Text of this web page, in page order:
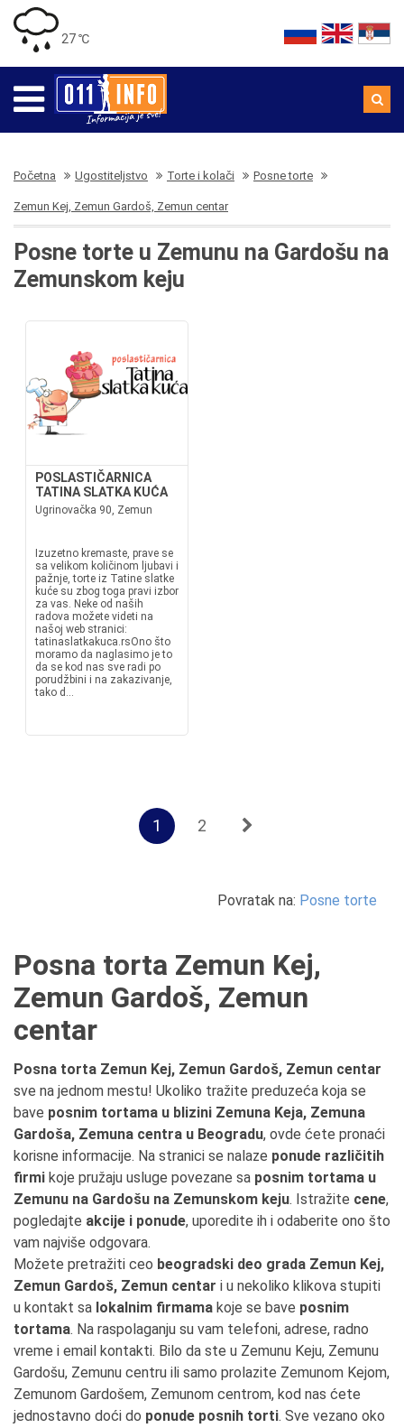
27 ℃
Početna Ugostiteljstvo Torte i kolači Posne torte
Zemun Kej, Zemun Gardoš, Zemun centar
Posne torte u Zemunu na Gardošu na
Zemunskom keju
POSLASTIČARNICA
TATINA SLATKA KUĆA
Ugrinovačka 90, Zemun
Izuzetno kremaste, prave se
sa velikom količinom ljubavi i
pažnje, torte iz Tatine slatke
kuće su zbog toga pravi izbor
za vas. Neke od naših
radova možete videti na
našoj web stranici:
tatinaslatkakuca.rsOno što
moramo da naglasimo je to
da se kod nas sve radi po
porudžbini i na zakazivanje,
tako d...
1 2
Povratak na: Posne torte
Posna torta Zemun Kej,
Zemun Gardoš, Zemun
centar
Posna torta Zemun Kej, Zemun Gardoš, Zemun centar
sve na jednom mestu! Ukoliko tražite preduzeća koja se
bave posnim tortama u blizini Zemuna Keja, Zemuna
Gardoša, Zemuna centra u Beogradu, ovde ćete pronaći
korisne informacije. Na stranici se nalaze ponude različitih
firmi koje pružaju usluge povezane sa posnim tortama u
Zemunu na Gardošu na Zemunskom keju. Istražite cene,
pogledajte akcije i ponude, uporedite ih i odaberite ono što
vam najviše odgovara.
Možete pretražiti ceo beogradski deo grada Zemun Kej,
Zemun Gardoš, Zemun centar i u nekoliko klikova stupiti
u kontakt sa lokalnim firmama koje se bave posnim
tortama. Na raspolaganju su vam telefoni, adrese, radno
vreme i email kontakti. Bilo da ste u Zemunu Keju, Zemunu
Gardošu, Zemunu centru ili samo prolazite Zemunom Kejom,
Zemunom Gardošem, Zemunom centrom, kod nas ćete
jednostavno doći do ponude posnih torti. Sve vezano oko